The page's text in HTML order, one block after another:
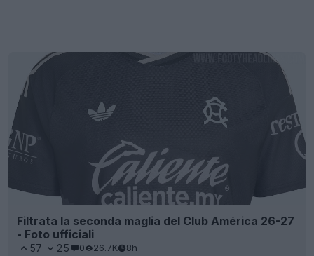
Filtrata la seconda maglia del Club América 26-27
- Foto ufficiali
57 25 0 26.7K 8h